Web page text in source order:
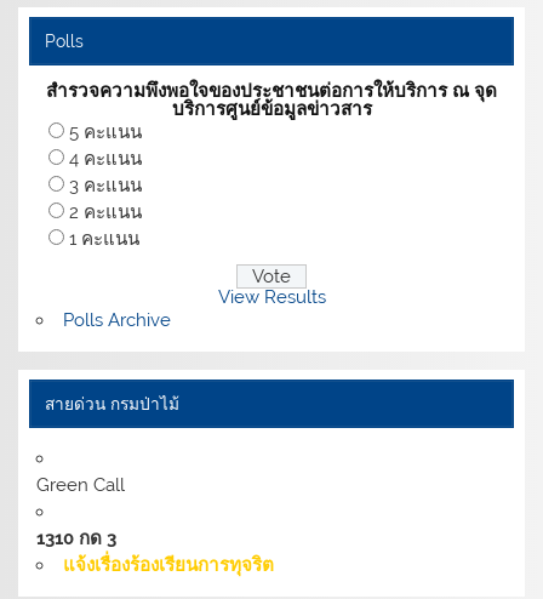
Polls
สำรวจความพึงพอใจของประชาชนต่อการให้บริการ ณ จุด
บริการศูนย์ข้อมูลข่าวสาร
5 คะแนน
4 คะแนน
3 คะแนน
2 คะแนน
1 คะแนน
View Results
Polls Archive
สายด่วน กรมป่าไม้
Green Call
1310 กด 3
แจ้งเรื่องร้องเรียนการทุจริต